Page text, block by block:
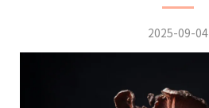
2025-09-04